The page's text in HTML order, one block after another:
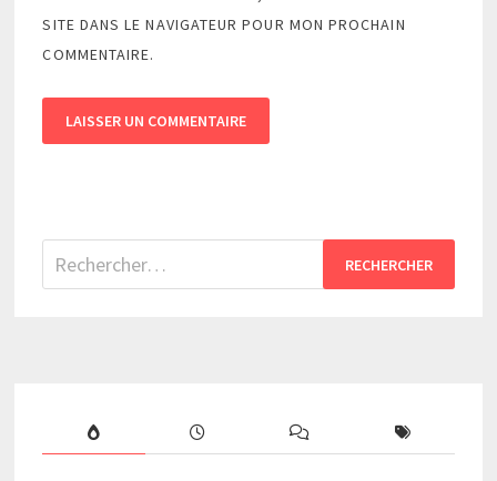
SITE DANS LE NAVIGATEUR POUR MON PROCHAIN
COMMENTAIRE.
Rechercher :